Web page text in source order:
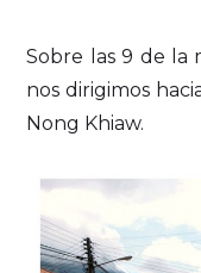
Sobre las 9 de la
nos dirigimos
Nong Khiaw.